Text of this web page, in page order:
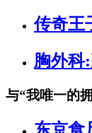
传奇王
胸外科
与“我唯一的